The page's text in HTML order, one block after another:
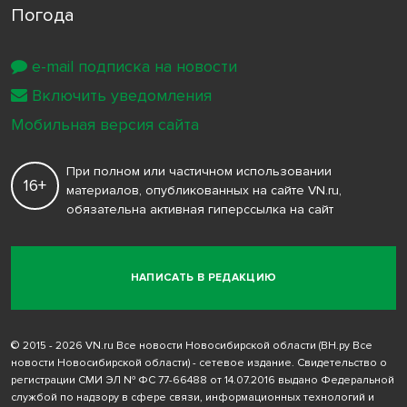
Погода
НАПИСАТЬ В РЕДАКЦИЮ
16+
При полном или частичном использовании
материалов, опубликованных на сайте VN.ru,
обязательна активная гиперссылка на сайт
© 2015 - 2026 VN.ru Все новости Новосибирской области (ВН.ру Все
новости Новосибирской области) - сетевое издание. Свидетельство о
регистрации СМИ ЭЛ № ФС 77-66488 от 14.07.2016 выдано Федеральной
службой по надзору в сфере связи, информационных технологий и
e-mail подписка на новости
Включить уведомления
Мобильная версия сайта